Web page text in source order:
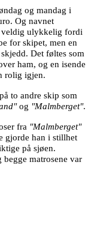
og mandag i
Og navnet
ulykkelig fordi
for skipet, men en
Det føltes som
ham, og en isende
rolig igjen.
to andre skip som
og "Malmberget".
fra "Malmberget"
gjorde han i stillhet
på sjøen.
matrosene var